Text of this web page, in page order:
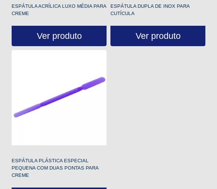
ESPÁTULA ACRÍLICA LUXO MÉDIA PARA
CREME
Ver produto
ESPÁTULA DUPLA DE INOX PARA
CUTÍCULA
Ver produto
ESPÁTULA PLÁSTICA ESPECIAL
PEQUENA COM DUAS PONTAS PARA
CREME